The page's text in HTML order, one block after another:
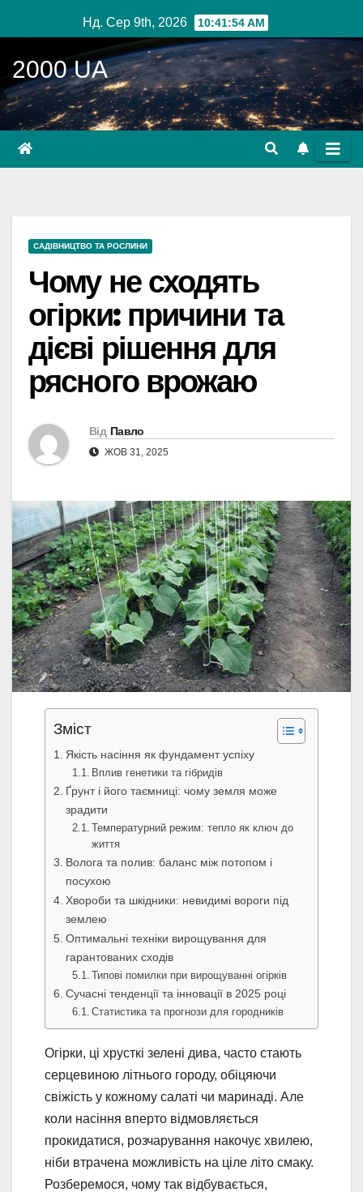
до
вмісту
Нд. Сер 9th, 2026 10:41:55 AM
2000 UA
САДІВНИЦТВО ТА РОСЛИНИ
Чому не сходять
огірки: причини та
дієві рішення для
рясного врожаю
Від Павло
ЖОВ 31, 2025
Зміст
Якість насіння як фундамент успіху
Вплив генетики та гібридів
Ґрунт і його таємниці: чому земля може
зрадити
Температурний режим: тепло як ключ до
життя
Волога та полив: баланс між потопом і
посухою
Хвороби та шкідники: невидимі вороги під
землею
Оптимальні техніки вирощування для
гарантованих сходів
Типові помилки при вирощуванні огірків
Сучасні тенденції та інновації в 2025 році
Статистика та прогнози для городників
Огірки, ці хрусткі зелені дива, часто стають
серцевиною літнього городу, обіцяючи
свіжість у кожному салаті чи маринаді. Але
коли насіння вперто відмовляється
прокидатися, розчарування накочує хвилею,
ніби втрачена можливість на ціле літо смаку.
Розберемося, чому так відбувається,